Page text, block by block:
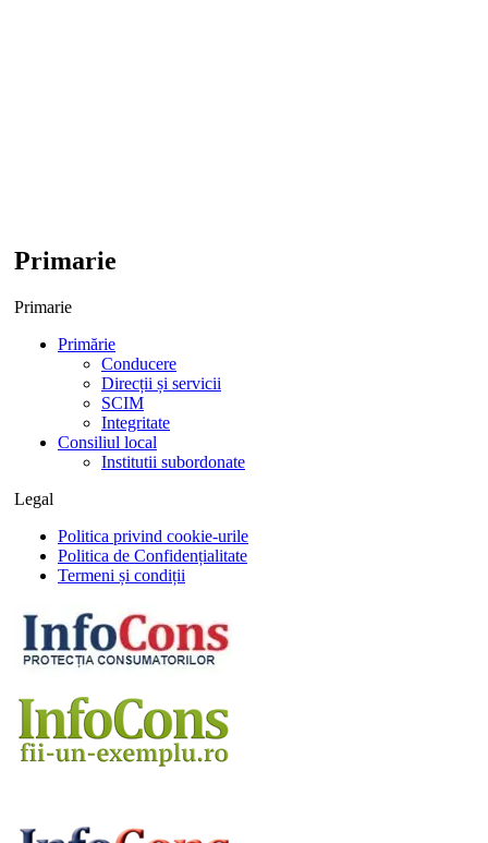
Primarie
Primarie
Primărie
Conducere
Direcții și servicii
SCIM
Integritate
Consiliul local
Institutii subordonate
Legal
Politica privind cookie-urile
Politica de Confidențialitate
Termeni și condiții